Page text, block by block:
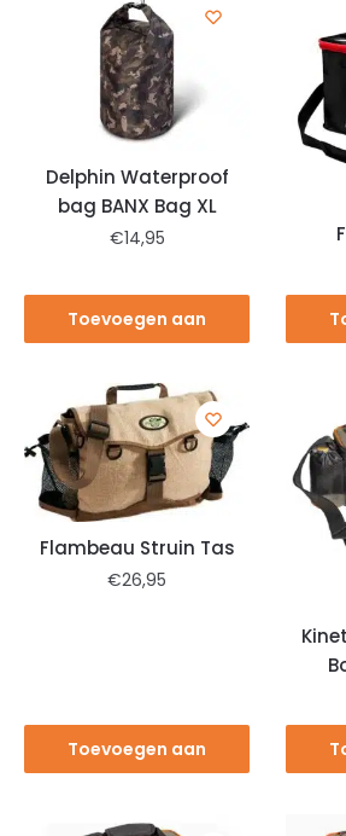
Delphin Waterproof
bag BANX Bag XL
€14,95
Toevoegen aan
Flambeau Struin Tas
€26,95
Toevoegen aan